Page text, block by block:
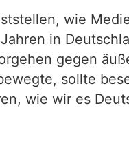
wie
in
gegen
sollte
wie wir es